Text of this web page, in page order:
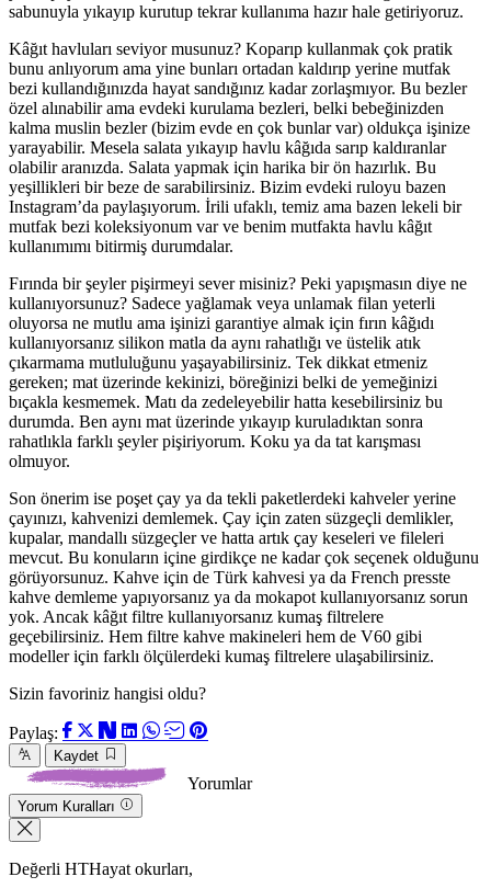
sabunuyla yıkayıp kurutup tekrar kullanıma hazır hale getiriyoruz.
Kâğıt havluları seviyor musunuz? Koparıp kullanmak çok pratik
bunu anlıyorum ama yine bunları ortadan kaldırıp yerine mutfak
bezi kullandığınızda hayat sandığınız kadar zorlaşmıyor. Bu bezler
özel alınabilir ama evdeki kurulama bezleri, belki bebeğinizden
kalma muslin bezler (bizim evde en çok bunlar var) oldukça işinize
yarayabilir. Mesela salata yıkayıp havlu kâğıda sarıp kaldıranlar
olabilir aranızda. Salata yapmak için harika bir ön hazırlık. Bu
yeşillikleri bir beze de sarabilirsiniz. Bizim evdeki ruloyu bazen
Instagram’da paylaşıyorum. İrili ufaklı, temiz ama bazen lekeli bir
mutfak bezi koleksiyonum var ve benim mutfakta havlu kâğıt
kullanımımı bitirmiş durumdalar.
Fırında bir şeyler pişirmeyi sever misiniz? Peki yapışmasın diye ne
kullanıyorsunuz? Sadece yağlamak veya unlamak filan yeterli
oluyorsa ne mutlu ama işinizi garantiye almak için fırın kâğıdı
kullanıyorsanız silikon matla da aynı rahatlığı ve üstelik atık
çıkarmama mutluluğunu yaşayabilirsiniz. Tek dikkat etmeniz
gereken; mat üzerinde kekinizi, böreğinizi belki de yemeğinizi
bıçakla kesmemek. Matı da zedeleyebilir hatta kesebilirsiniz bu
durumda. Ben aynı mat üzerinde yıkayıp kuruladıktan sonra
rahatlıkla farklı şeyler pişiriyorum. Koku ya da tat karışması
olmuyor.
Son önerim ise poşet çay ya da tekli paketlerdeki kahveler yerine
çayınızı, kahvenizi demlemek. Çay için zaten süzgeçli demlikler,
kupalar, mandallı süzgeçler ve hatta artık çay keseleri ve fileleri
mevcut. Bu konuların içine girdikçe ne kadar çok seçenek olduğunu
görüyorsunuz. Kahve için de Türk kahvesi ya da French presste
kahve demleme yapıyorsanız ya da mokapot kullanıyorsanız sorun
yok. Ancak kâğıt filtre kullanıyorsanız kumaş filtrelere
geçebilirsiniz. Hem filtre kahve makineleri hem de V60 gibi
modeller için farklı ölçülerdeki kumaş filtrelere ulaşabilirsiniz.
Sizin favoriniz hangisi oldu?
Paylaş:
Kaydet
Yorumlar
Yorum Kuralları
Değerli HTHayat okurları,